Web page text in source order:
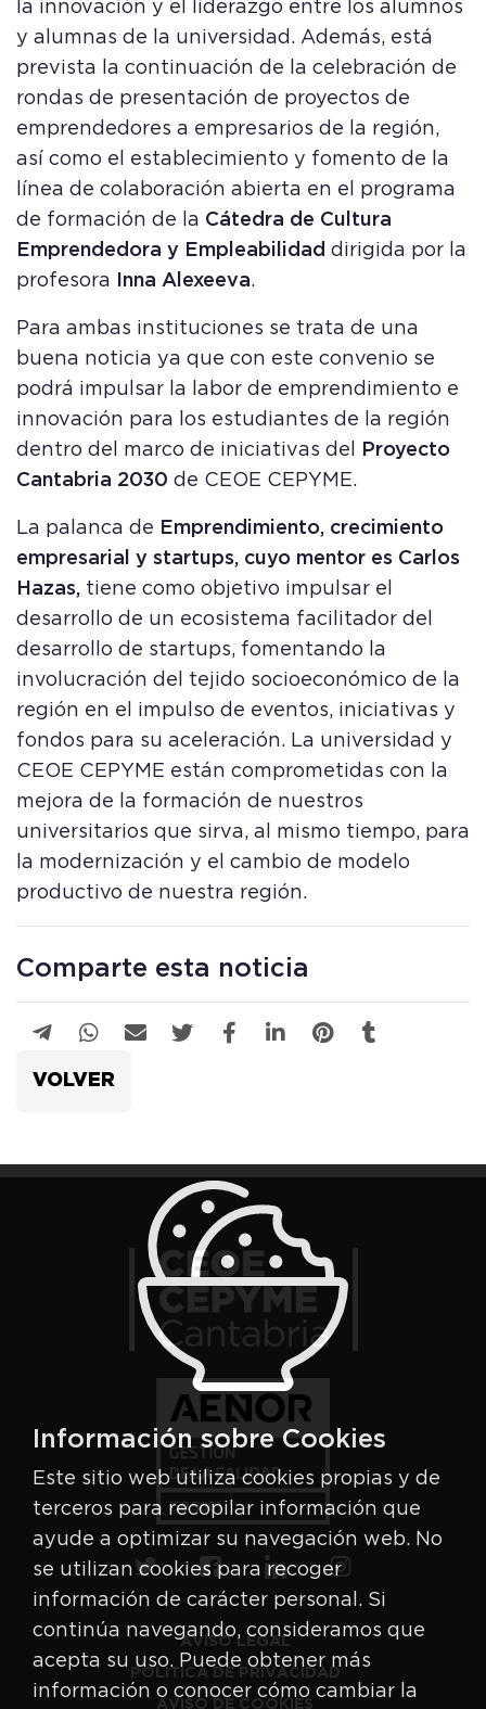
la innovación y el liderazgo entre los alumnos
y alumnas de la universidad. Además, está
prevista la continuación de la celebración de
rondas de presentación de proyectos de
emprendedores a empresarios de la región,
así como el establecimiento y fomento de la
línea de colaboración abierta en el programa
de formación de la Cátedra de Cultura
Emprendedora y Empleabilidad dirigida por la
profesora
Inna Alexeeva.
Para ambas instituciones se trata de una
buena noticia ya que con este convenio se
podrá impulsar la labor de emprendimiento e
innovación para los estudiantes de la región
dentro del marco de iniciativas del
Proyecto
Cantabria 2030 de CEOE CEPYME.
La palanca de
Emprendimiento, crecimiento
empresarial y startups, cuyo mentor es Carlos
Hazas, tiene como objetivo impulsar el
desarrollo de un ecosistema facilitador del
desarrollo de startups, fomentando la
involucración del tejido socioeconómico de la
región en el impulso de eventos, iniciativas y
fondos para su aceleración. La universidad y
CEOE CEPYME están comprometidas con la
mejora de la formación de nuestros
universitarios que sirva, al mismo tiempo, para
la modernización y el cambio de modelo
productivo de nuestra región.
Comparte esta noticia
VOLVER
AVISO LEGAL
POLÍTICA DE PRIVACIDAD
AVISO DE COOKIES
Información sobre Cookies
Este sitio web utiliza cookies propias y de
terceros para recopilar información que
ayude a optimizar su navegación web. No
se utilizan cookies para recoger
información de carácter personal. Si
continúa navegando, consideramos que
acepta su uso. Puede obtener más
información o conocer cómo cambiar la